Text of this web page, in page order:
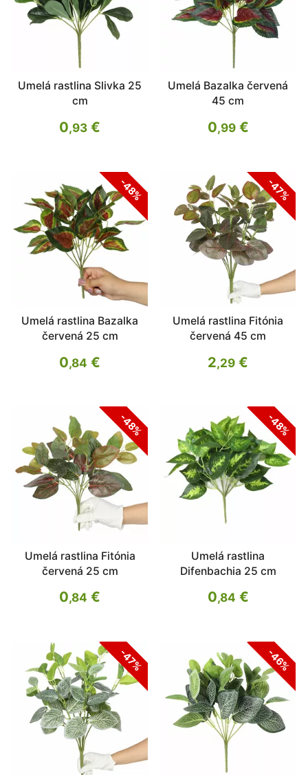
Umelá rastlina Slivka 25
cm
0,93 €
Umelá Bazalka červená
45 cm
0,99€
-48%
Umelá rastlina Bazalka
červená 25 cm
0,84 €
-47%
Umelá rastlina Fitónia
červená 45 cm
2,29 €
-48%
Umelá rastlina Fitónia
červená 25 cm
0,84 €
-48%
Umelá rastlina
Difenbachia 25 cm
0,84 €
-47% -46%